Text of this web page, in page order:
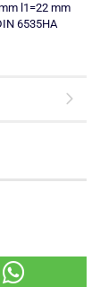
l1=22 mm
6535HA